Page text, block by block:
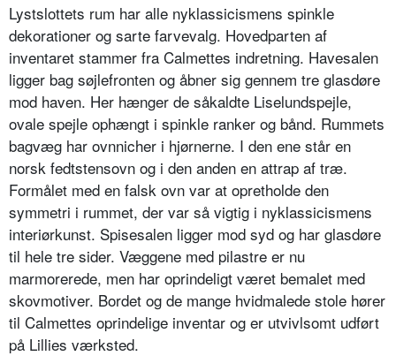
Lystslottets rum har alle nyklassicismens spinkle
dekorationer og sarte farvevalg. Hovedparten af
inventaret stammer fra Calmettes indretning. Havesalen
ligger bag søjlefronten og åbner sig gennem tre glasdøre
mod haven. Her hænger de såkaldte Liselundspejle,
ovale spejle ophængt i spinkle ranker og bånd. Rummets
bagvæg har ovnnicher i hjørnerne. I den ene står en
norsk fedtstensovn og i den anden en attrap af træ.
Formålet med en falsk ovn var at opretholde den
symmetri i rummet, der var så vigtig i nyklassicismens
interiørkunst. Spisesalen ligger mod syd og har glasdøre
til hele tre sider. Væggene med pilastre er nu
marmorerede, men har oprindeligt været bemalet med
skovmotiver. Bordet og de mange hvidmalede stole hører
til Calmettes oprindelige inventar og er utvivlsomt udført
på Lillies værksted.